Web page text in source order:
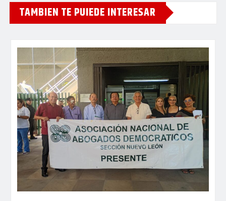
TAMBIEN TE PUIEDE INTERESAR